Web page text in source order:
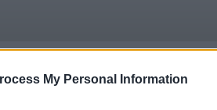
My Personal Information
380 тысяч вредоносных